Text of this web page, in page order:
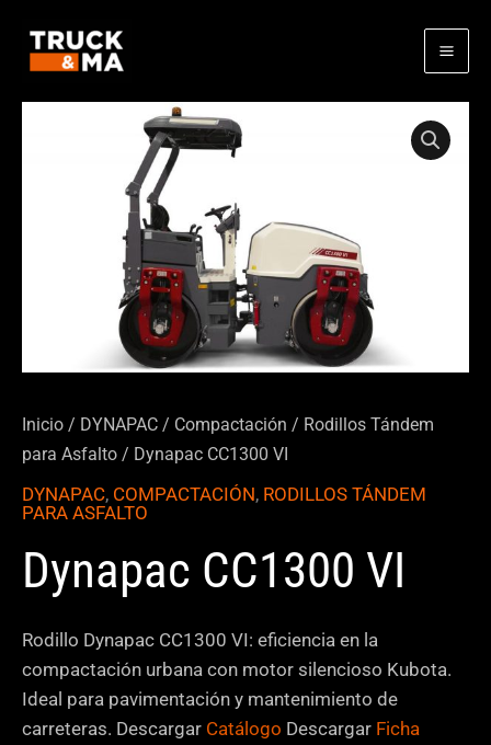
contenido
Inicio / DYNAPAC / Compactación / Rodillos Tándem
para Asfalto / Dynapac CC1300 VI
DYNAPAC, COMPACTACIÓN, RODILLOS TÁNDEM
PARA ASFALTO
Dynapac CC1300 VI
Rodillo Dynapac CC1300 VI: eficiencia en la
compactación urbana con motor silencioso Kubota.
Ideal para pavimentación y mantenimiento de
carreteras. Descargar Catálogo Descargar Ficha